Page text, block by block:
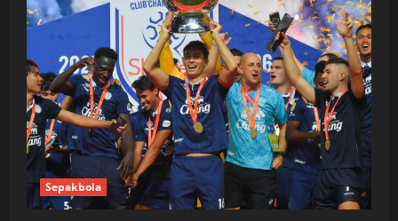
Sepakbola